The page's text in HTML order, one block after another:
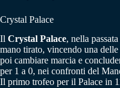
Crystal Palace
Il Crystal Palace, nella
mano tirato, vincendo una
poi cambiare marcia e
per 1 a 0, nei confronti del
Il primo trofeo per il Palace in